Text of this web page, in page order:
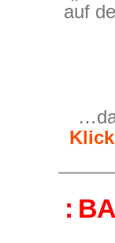
auf
Klick
: